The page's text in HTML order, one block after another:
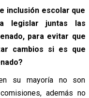
inclusión escolar que
legislar juntas las
para evitar que
cambios si es que
su mayoría no son
además no